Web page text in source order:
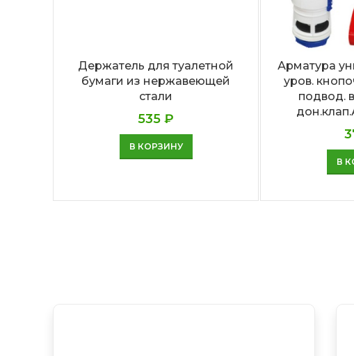
Держатель для туалетной
бумаги из нержавеющей
стали
535₽
В КОРЗИНУ
Арматура
уров.
подвод.
В